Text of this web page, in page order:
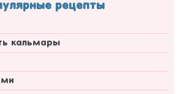
рецепты
кальмары